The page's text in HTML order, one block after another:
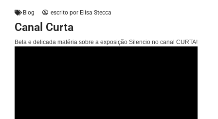
Blog escrito por Elisa Stecca
Canal Curta
Bela e delicada matéria sobre a exposição Silencio no canal CURTA!